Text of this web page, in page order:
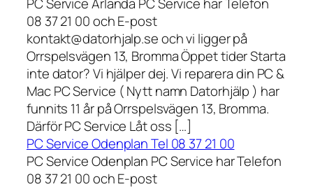
PC Service Arlanda PC Service har Telefon
08 37 21 00 och E-post
kontakt@datorhjalp.se och vi ligger på
Orrspelsvägen 13, Bromma Öppet tider Starta
inte dator? Vi hjälper dej. Vi reparera din PC &
Mac PC Service ( Nytt namn Datorhjälp ) har
funnits 11 år på Orrspelsvägen 13, Bromma.
Därför PC Service Låt oss […]
PC Service Odenplan Tel 08 37 21 00
PC Service Odenplan PC Service har Telefon
08 37 21 00 och E-post